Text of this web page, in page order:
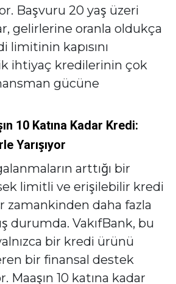
Başvuru 20 yaş üzeri
gelirlerine oranla oldukça
limitinin kapısını
ihtiyaç kredilerinin çok
gücüne
10 Katına Kadar Kredi:
Yarışıyor
arttığı bir
limitli ve erişilebilir kredi
zamankinden daha fazla
durumda. VakıfBank, bu
bir kredi ürünü
bir finansal destek
Maaşın 10 katına kadar